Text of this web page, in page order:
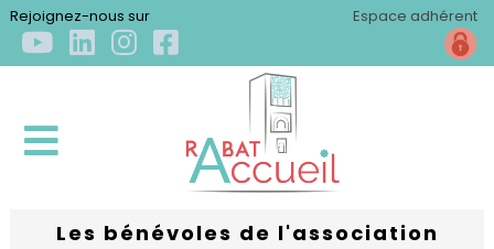
Rejoignez-nous sur Espace adhérent
×
Les bénévoles de l'association